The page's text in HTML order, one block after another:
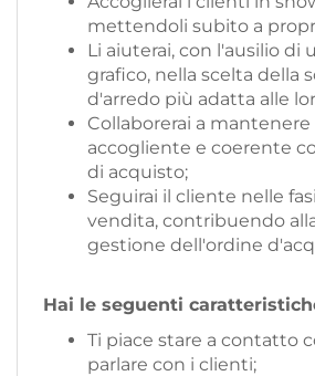
mettendoli subito a
Li aiuterai, con l'ausilio di
grafico, nella scelta della
d'arredo più adatta alle
Collaborerai a
accogliente e coerente
di acquisto;
Seguirai il cliente nelle
vendita, contribuendo
gestione dell'ordine
Hai le seguenti
Ti piace stare a contatto
parlare con i clienti;